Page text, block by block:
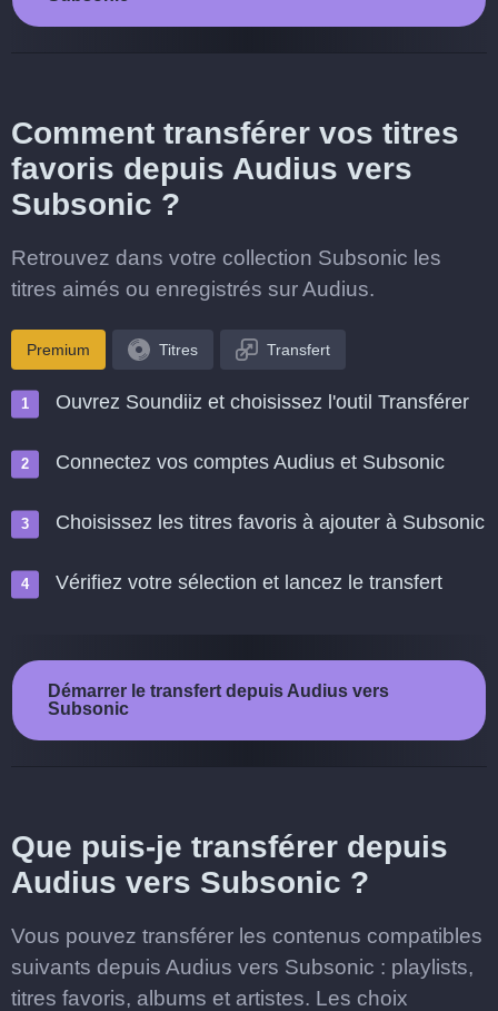
Comment transférer vos titres
favoris depuis Audius vers
Subsonic ?
Retrouvez dans votre collection Subsonic les
titres aimés ou enregistrés sur Audius.
Premium Titres Transfert
Ouvrez Soundiiz et choisissez l'outil Transférer
Connectez vos comptes Audius et Subsonic
Choisissez les titres favoris à ajouter à Subsonic
Vérifiez votre sélection et lancez le transfert
Démarrer le transfert depuis Audius vers
Subsonic
Que puis-je transférer depuis
Audius vers Subsonic ?
Vous pouvez transférer les contenus compatibles
suivants depuis Audius vers Subsonic : playlists,
titres favoris, albums et artistes. Les choix